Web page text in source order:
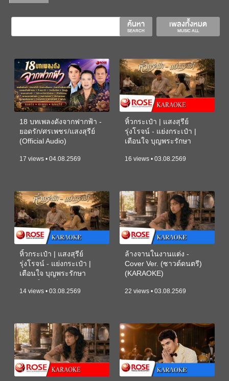
เพลงทั้งหมด
MUSIC ALL
ค้นหา
SEARCH
18 บทเพลงดังจากฟากฟ้า -
ยอดรัก/ศรเพชร/แสงสุรีย์
(Official Audio)
17 views • 04.08.2569
หิ้วกระเป๋า | แสงสุรีย์
รุ่งโรจน์ - แย่งกระเป๋า |
เตือนใจ บุญพระรักษา
16 views • 03.08.2569
หิ้วกระเป๋า | แสงสุรีย์
รุ่งโรจน์ - แย่งกระเป๋า |
เตือนใจ บุญพระรักษา
14 views • 03.08.2569
ล้างจานในงานแต่ง -
Cover Ver. (ซาวด์ดนตรี)
(KARAOKE)
22 views • 03.08.2569